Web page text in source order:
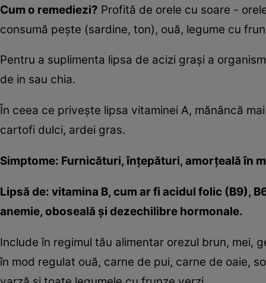
Cum o remediezi? Profită de orele cu soare -
consumă peşte (sardine, ton), ouă, legume cu
Pentru a suplimenta lipsa de acizi graşi a
de in sau chia.
În ceea ce priveşte lipsa vitaminei A, mănâncă
cartofi dulci, ardei gras.
Simptome: Furnicături, înţepături, amorţeală în
Lipsă de: vitamina B, cum ar fi acidul folic (B9),
anemie, oboseală şi dezechilibre hormonale.
Include în regimul tău alimentar orezul brun, mei,
în mod regulat ouă, carne de pui, carne de oaie,